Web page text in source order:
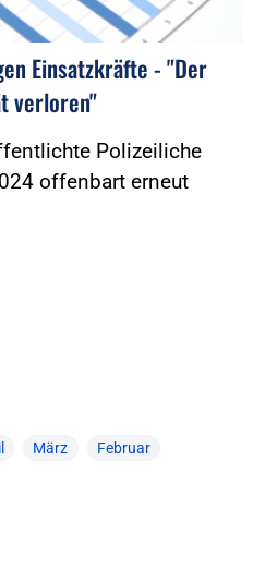
Einsatzkräfte - "Der
verloren"
Polizeiliche
offenbart erneut
März Februar